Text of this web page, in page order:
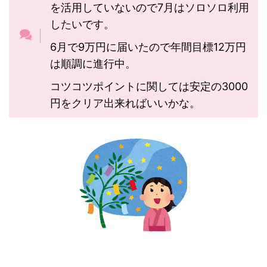
を活用していないので7月はソロソロ利用
したいです。
6月で9万円に届いたので年間目標12万円
は順調に進行中。
コツコツポイントに関しては安定の3000
円をクリア出来ればいいかな。